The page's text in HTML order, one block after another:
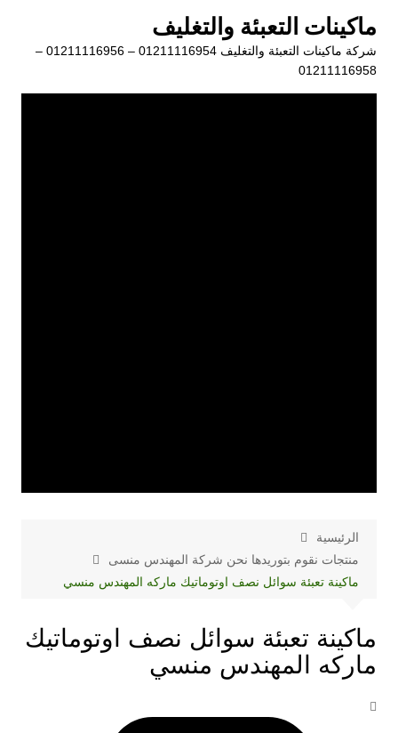
المحتوى
ماكينات التعبئة والتغليف
شركة ماكينات التعبئة والتغليف 01211116954 – 01211116956 –
01211116958
الرئيسية
منتجات نقوم بتوريدها نحن شركة المهندس منسى
ماكينة تعبئة سوائل نصف اوتوماتيك ماركه المهندس منسي
ماكينة تعبئة سوائل نصف اوتوماتيك
ماركه المهندس منسي